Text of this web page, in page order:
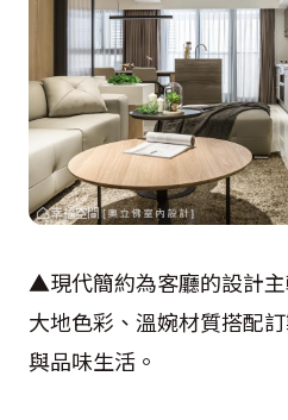
▲現代簡約為客廳的設計
大地色彩、溫婉材質搭配
與品味生活。